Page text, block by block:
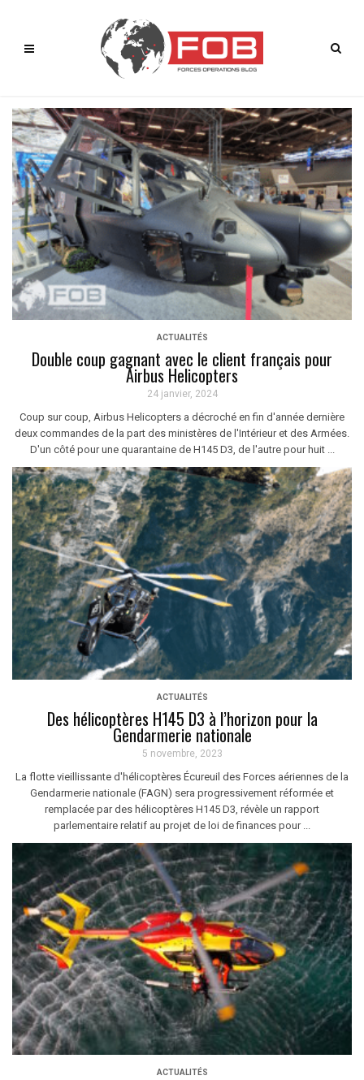
ACTUALITÉS
Double coup gagnant avec le client français pour
Airbus Helicopters
24 janvier, 2024
Coup sur coup, Airbus Helicopters a décroché en fin d'année dernière
deux commandes de la part des ministères de l'Intérieur et des Armées.
D'un côté pour une quarantaine de H145 D3, de l'autre pour huit ...
ACTUALITÉS
Des hélicoptères H145 D3 à l’horizon pour la
Gendarmerie nationale
5 novembre, 2023
La flotte vieillissante d'hélicoptères Écureuil des Forces aériennes de la
Gendarmerie nationale (FAGN) sera progressivement réformée et
remplacée par des hélicoptères H145 D3, révèle un rapport
parlementaire relatif au projet de loi de finances pour ...
ACTUALITÉS